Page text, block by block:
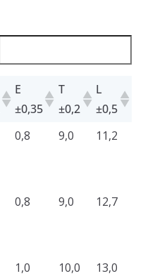
E
±0,35
T
±0,2
L
±0,5
E
T
L
0,8 9,0 11,2
0,8 9,0 12,7
1,0 10,0 13,0